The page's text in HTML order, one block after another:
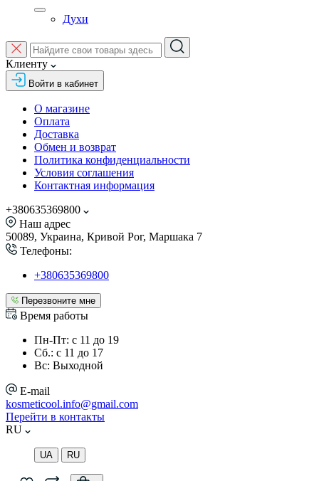
Духи
Клиенту
Войти в кабинет
О магазине
Оплата
Доставка
Обмен и возврат
Политика конфиденциальности
Условия соглашения
Контактная информация
+380635369800
Наш адрес
50089, Украина, Кривой Рог, Маршака 7
Телефоны:
+380635369800
Перезвоните мне
Время работы
Пн-Пт: с 11 до 19
Сб.: с 11 до 17
Вс: Выходной
E-mail
kosmeticool.info@gmail.com
Перейти в контакты
RU
UA RU